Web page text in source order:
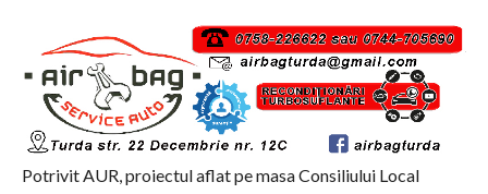
Potrivit AUR, proiectul aflat pe masa Consiliului Local